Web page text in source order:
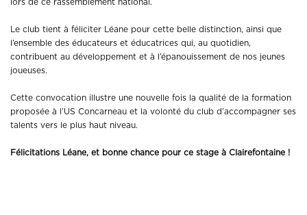
lors de ce rassemblement national.
Le club tient à féliciter Léane pour cette belle distinction, ainsi que
l’ensemble des éducateurs et éducatrices qui, au quotidien,
contribuent au développement et à l’épanouissement de nos jeunes
joueuses.
Cette convocation illustre une nouvelle fois la qualité de la formation
proposée à l’US Concarneau et la volonté du club d’accompagner ses
talents vers le plus haut niveau.
Félicitations Léane, et bonne chance pour ce stage à Clairefontaine !